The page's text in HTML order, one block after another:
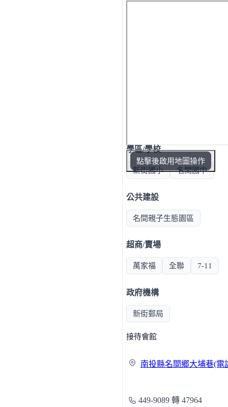
點擊後啟用地圖操作
學區/學校
新街國小 名間國中
公共建設
名間親子生態園區
超商/賣場
萬家福 全聯 7-11
政府機構
新街郵局
接待會館
南投縣名間鄉大埔巷(電
449-9089 轉 47964